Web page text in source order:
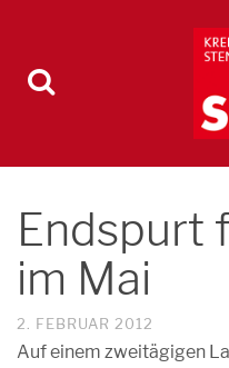
Endspurt
im Mai
2. FEBRUAR 2012
Auf einem zweitägigen